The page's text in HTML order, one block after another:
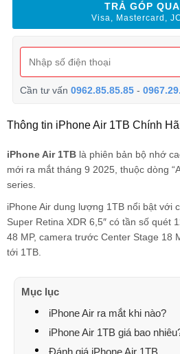
TRẢ GÓP
Visa, Mastercard,
Cần tư vấn0962.85.85.85 -
Thông tin iPhone Air 1TB Chính
iPhone Air 1TB là phiên bản bộ nhớ
mới ra mắt tháng 9 2025, thuộc dòng
series.
iPhone Air dung lượng 1TB nổi bật với
Super Retina XDR 6,5″ có tần số quét
48 MP, camera trước Center Stage 18
tới 1TB.
Mục lục
iPhone Air ra mắt khi nào?
iPhone Air 1TB giá bao
Đánh giá iPhone Air 1TB